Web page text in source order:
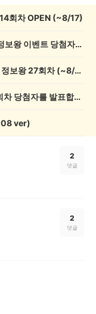
회차 OPEN (~8/17)
💰[당첨자 발표] 26회차 우리 동네 정보왕 이벤트 당첨자를 발표합니다!
💸 전원 2,000캐시 지급! 우리 동네 정보왕 27회차 (~8/10)
💰[당첨자 발표] 우리 동네 썰전 12회차 당첨자를 발표합니다!
ver)
2
댓글
2
댓글